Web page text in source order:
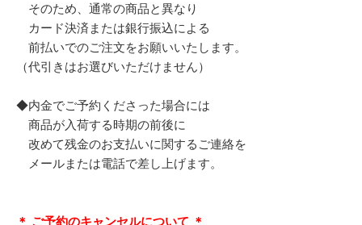
そのため、通常の商品と異なり
カード決済または銀行振込による
前払いでのご注文をお願いいたします。
（代引きはお選びいただけません）
◆内金でご予約くださった場合には
商品が入荷する時期の前後に
改めて残金のお支払いに関するご連絡を
メールまたは電話で差し上げます。
＊ ご予約のキャンセルについて ＊